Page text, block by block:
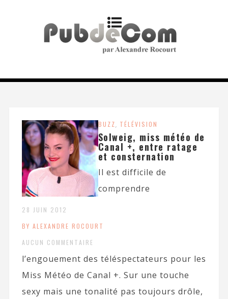
BUZZ, TÉLÉVISION
Solweig, miss météo de
Canal +, entre ratage
et consternation
28 JUIN 2012
BY ALEXANDRE ROCOURT
AUCUN COMMENTAIRE
Il est difficile de
comprendre
l’engouement des téléspectateurs pour les
Miss Météo de Canal +. Sur une touche
sexy mais une tonalité pas toujours drôle,